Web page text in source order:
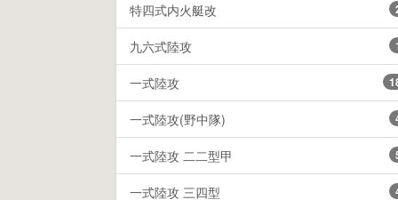
特四式内火艇改
九六式陸攻
一式陸攻
一式陸攻(野中隊)
一式陸攻 二二型甲
一式陸攻 三四型